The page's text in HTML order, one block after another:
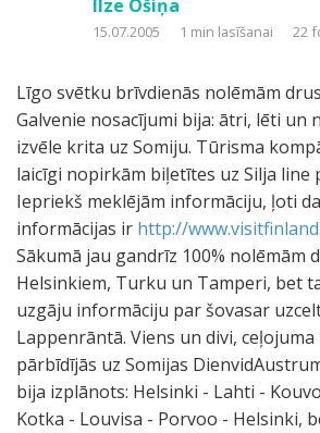
Ilze Ošiņa
15.07.2005 1 min lasīšanai 22
Līgo svētku brīvdienās nolēmām
Galvenie nosacījumi bija: ātri, lēti un
izvēle krita uz Somiju. Tūrisma
laicīgi nopirkām biļetītes uz Silja line
Iepriekš meklējām informāciju, ļoti
informācijas ir http://
Sākumā jau gandrīz 100% nolēmām
Helsinkiem, Turku un Tamperi, bet
uzgāju informāciju par šovasar
Lappenrāntā. Viens un divi,
pārbīdījās uz Somijas
bija izplānots: Helsinki - Lahti -
Kotka - Louvisa - Porvoo - Helsinki,